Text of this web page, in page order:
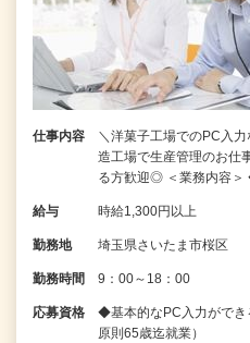
仕事内容
＼洋菓子工場でのPC入
造工場で生産管理のお仕
る方歓迎◎ ＜業務内容
給与 時給1,300円以上
勤務地 埼玉県さいたま市桜区
勤務時間 9：00～18：00
応募資格
◆基本的なPC入力ができ
原則65歳迄就業）